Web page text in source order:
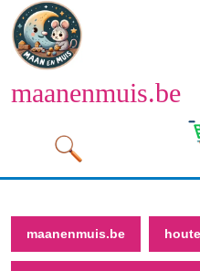
Naar
de
inhoud
maanenmuis.be
maanenmuis.be